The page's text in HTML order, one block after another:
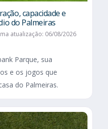
capacidade e
do Palmeiras
atualização: 06/08/2026
Parque, sua
e os jogos que
do Palmeiras.